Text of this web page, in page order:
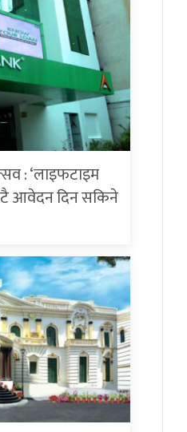
: ‘लाइफटाइम
आवेदन दिन सकिने